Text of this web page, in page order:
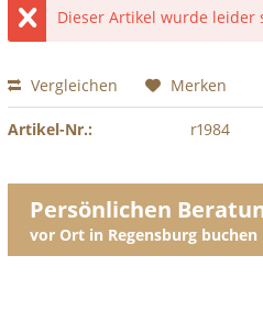
Dieser Artikel wurde leider
Vergleichen Merken
Artikel-Nr.: r1984
Persönlichen
vor Ort in Regensburg buchen